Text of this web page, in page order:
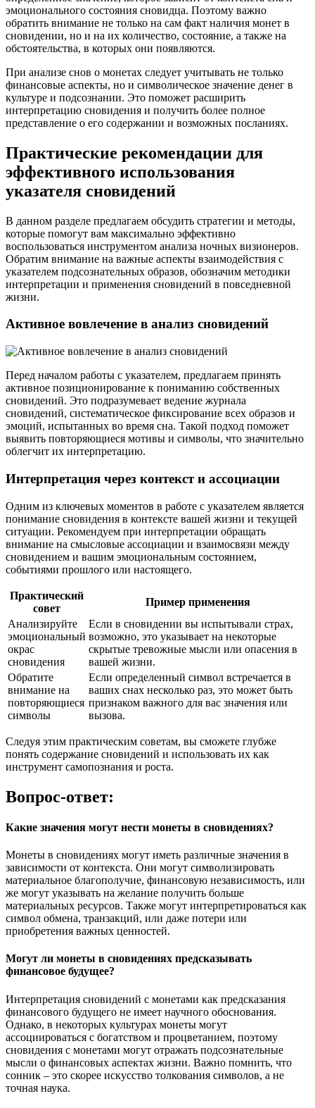
эмоционального состояния сновидца. Поэтому важно
обратить внимание не только на сам факт наличия монет в
сновидении, но и на их количество, состояние, а также на
обстоятельства, в которых они появляются.
При анализе снов о монетах следует учитывать не только
финансовые аспекты, но и символическое значение денег в
культуре и подсознании. Это поможет расширить
интерпретацию сновидения и получить более полное
представление о его содержании и возможных посланиях.
Практические рекомендации для
эффективного использования
указателя сновидений
В данном разделе предлагаем обсудить стратегии и методы,
которые помогут вам максимально эффективно
воспользоваться инструментом анализа ночных визионеров.
Обратим внимание на важные аспекты взаимодействия с
указателем подсознательных образов, обозначим методики
интерпретации и применения сновидений в повседневной
жизни.
Активное вовлечение в анализ сновидений
Перед началом работы с указателем, предлагаем принять
активное позиционирование к пониманию собственных
сновидений. Это подразумевает ведение журнала
сновидений, систематическое фиксирование всех образов и
эмоций, испытанных во время сна. Такой подход поможет
выявить повторяющиеся мотивы и символы, что значительно
облегчит их интерпретацию.
Интерпретация через контекст и ассоциации
Одним из ключевых моментов в работе с указателем является
понимание сновидения в контексте вашей жизни и текущей
ситуации. Рекомендуем при интерпретации обращать
внимание на смысловые ассоциации и взаимосвязи между
сновидением и вашим эмоциональным состоянием,
событиями прошлого или настоящего.
Практический
совет
Пример применения
Анализируйте
эмоциональный
окрас
сновидения
Если в сновидении вы испытывали страх,
возможно, это указывает на некоторые
скрытые тревожные мысли или опасения в
вашей жизни.
Обратите
внимание на
повторяющиеся
символы
Если определенный символ встречается в
ваших снах несколько раз, это может быть
признаком важного для вас значения или
вызова.
Следуя этим практическим советам, вы сможете глубже
понять содержание сновидений и использовать их как
инструмент самопознания и роста.
Вопрос-ответ:
Какие значения могут нести монеты в сновидениях?
Монеты в сновидениях могут иметь различные значения в
зависимости от контекста. Они могут символизировать
материальное благополучие, финансовую независимость, или
же могут указывать на желание получить больше
материальных ресурсов. Также могут интерпретироваться как
символ обмена, транзакций, или даже потери или
приобретения важных ценностей.
Могут ли монеты в сновидениях предсказывать
финансовое будущее?
Интерпретация сновидений с монетами как предсказания
финансового будущего не имеет научного обоснования.
Однако, в некоторых культурах монеты могут
ассоциироваться с богатством и процветанием, поэтому
сновидения с монетами могут отражать подсознательные
мысли о финансовых аспектах жизни. Важно помнить, что
сонник – это скорее искусство толкования символов, а не
точная наука.